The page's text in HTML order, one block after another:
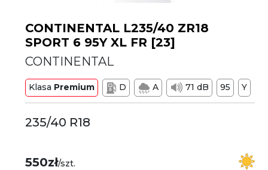
CONTINENTAL L235/40 ZR18
SPORT 6 95Y XL FR [23]
CONTINENTAL
Klasa Premium D A 71 dB 95 Y
235/40 R18
550zł/szt.